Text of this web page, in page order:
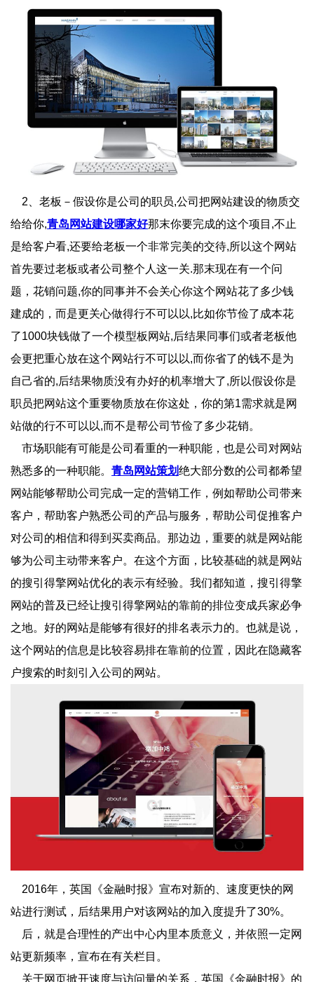
2、老板－假设你是公司的职员,公司把网站建设的物质交
给给你,青岛网站建设哪家好那末你要完成的这个项目,不止
是给客户看,还要给老板一个非常完美的交待,所以这个网站
首先要过老板或者公司整个人这一关.那末现在有一个问
题，花销问题,你的同事并不会关心你这个网站花了多少钱
建成的，而是更关心做得行不可以以,比如你节俭了成本花
了1000块钱做了一个模型板网站,后结果同事们或者老板他
会更把重心放在这个网站行不可以以,而你省了的钱不是为
自己省的,后结果物质没有办好的机率增大了,所以假设你是
职员把网站这个重要物质放在你这处，你的第1需求就是网
站做的行不可以以,而不是帮公司节俭了多少花销。
市场职能有可能是公司看重的一种职能，也是公司对网站
熟悉多的一种职能。 青岛网站策划绝大部分数的公司都希望
网站能够帮助公司完成一定的营销工作，例如帮助公司带来
客户，帮助客户熟悉公司的产品与服务，帮助公司促推客户
对公司的相信和得到买卖商品。那边边，重要的就是网站能
够为公司主动带来客户。在这个方面，比较基础的就是网站
的搜引得擎网站优化的表示有经验。我们都知道，搜引得擎
网站的普及已经让搜引得擎网站的靠前的排位变成兵家必争
之地。好的网站是能够有很好的排名表示力的。也就是说，
这个网站的信息是比较容易排在靠前的位置，因此在隐藏客
户搜索的时刻引入公司的网站。
2016年，英国《金融时报》宣布对新的、速度更快的网
站进行测试，后结果用户对该网站的加入度提升了30%。
后，就是合理性的产出中心内里本质意义，并依照一定网
站更新频率，宣布在有关栏目。
关于网页掀开速度与访问量的关系，英国《金融时报》的